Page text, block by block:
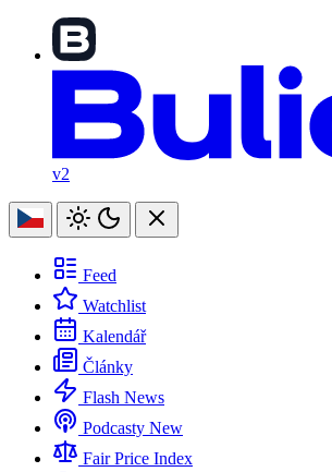
v2
Feed
Watchlist
Kalendář
Články
Flash News
Podcasty New
Fair Price Index